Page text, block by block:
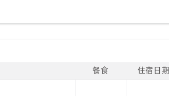
餐食 住宿日期